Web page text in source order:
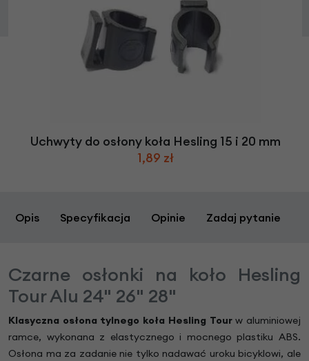
Uchwyty do osłony koła Hesling 15 i 20 mm
1,89 zł
Opis Specyfikacja Opinie Zadaj pytanie
Czarne osłonki na koło Hesling
Tour Alu 24" 26" 28"
Klasyczna osłona tylnego koła Hesling Tourw aluminiowej
ramce, wykonana z elastycznego i mocnego plastiku ABS.
Osłona ma za zadanie nie tylko nadawać uroku bicyklowi, ale